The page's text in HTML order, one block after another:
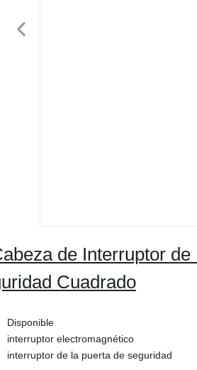
de Interruptor
Cuadrado
Disponible
interruptor electromagnético
interruptor de la puerta de seguridad